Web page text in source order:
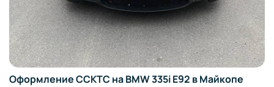
Оформление ССКТС на BMW 335i E92 в Майкопе